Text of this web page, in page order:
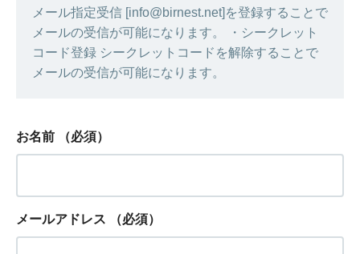
メール指定受信 [info@birnest.net]を登録することで
メールの受信が可能になります。 ・シークレット
コード登録 シークレットコードを解除することで
メールの受信が可能になります。
お名前 （必須）
メールアドレス （必須）